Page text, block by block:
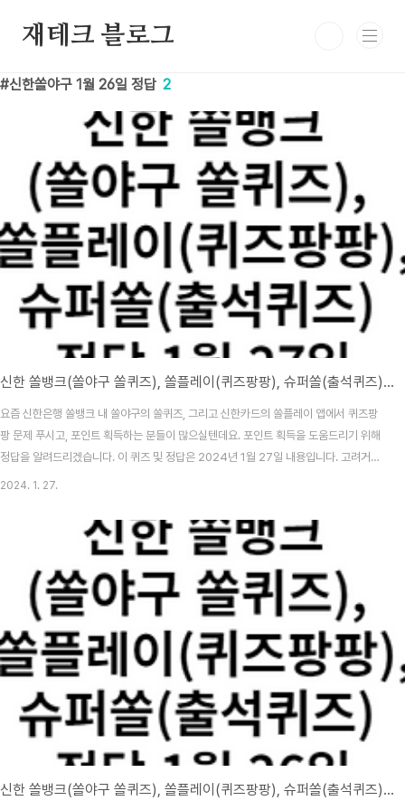
재테크 블로그
신한쏠야구 1월 26일 정답 2
신한 쏠뱅크(쏠야구 쏠퀴즈), 쏠플레이(퀴즈팡팡), 슈퍼쏠(출석퀴즈) 정답 1월 27일
요즘 신한은행 쏠뱅크 내 쏠야구의 쏠퀴즈, 그리고 신한카드의 쏠플레이 앱에서 퀴즈팡
팡 문제 푸시고, 포인트 획득하는 분들이 많으실텐데요. 포인트 획득을 도움드리기 위해
정답을 알려드리겠습니다. 이 퀴즈 및 정답은 2024년 1월 27일 내용입니다. 고려거란
전쟁 시청률 맞추기 이벤트 알아보기 목차 신한 쏠뱅크 쏠야구(쏠퀴즈) 1월 27일 문제
Premium 여행체크카드의 이름은 무엇일까요? 신한 쏠뱅크 쏠야구 1월 27일 정답
SOL 트래블 카드 신한카드 쏠플레이 퀴즈팡팡 1월 27일 문제 및 정답 신한카드 쏠플레
는 서비스의 이름은 '마..
2024. 1. 27.
신한 쏠뱅크(쏠야구 쏠퀴즈), 쏠플레이(퀴즈팡팡), 슈퍼쏠(출석퀴즈) 정답 1월 26일